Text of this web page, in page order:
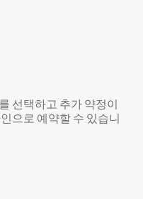
선택하고 추가 약정이
으로 예약할 수 있습니